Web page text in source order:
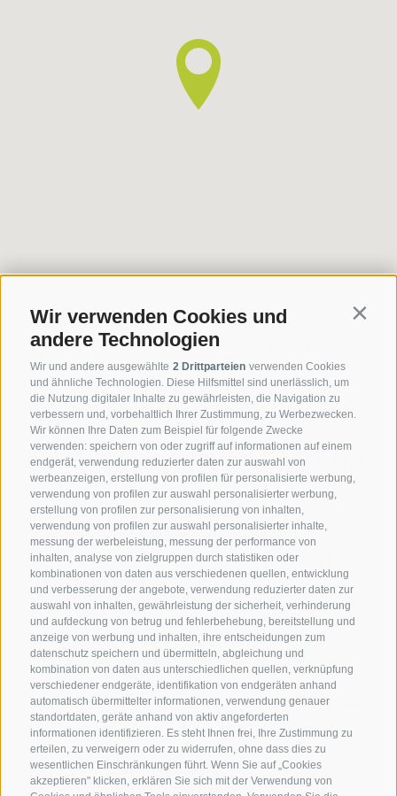
Wir verwenden Cookies und
andere Technologien
Wir und andere ausgewählte 2 Drittparteien verwenden Cookies
und ähnliche Technologien. Diese Hilfsmittel sind unerlässlich, um
die Nutzung digitaler Inhalte zu gewährleisten, die Navigation zu
verbessern und, vorbehaltlich Ihrer Zustimmung, zu Werbezwecken.
Wir können Ihre Daten zum Beispiel für folgende Zwecke
verwenden: speichern von oder zugriff auf informationen auf einem
endgerät, verwendung reduzierter daten zur auswahl von
werbeanzeigen, erstellung von profilen für personalisierte werbung,
verwendung von profilen zur auswahl personalisierter werbung,
erstellung von profilen zur personalisierung von inhalten,
verwendung von profilen zur auswahl personalisierter inhalte,
messung der werbeleistung, messung der performance von
inhalten, analyse von zielgruppen durch statistiken oder
kombinationen von daten aus verschiedenen quellen, entwicklung
und verbesserung der angebote, verwendung reduzierter daten zur
auswahl von inhalten, gewährleistung der sicherheit, verhinderung
und aufdeckung von betrug und fehlerbehebung, bereitstellung und
anzeige von werbung und inhalten, ihre entscheidungen zum
datenschutz speichern und übermitteln, abgleichung und
kombination von daten aus unterschiedlichen quellen, verknüpfung
verschiedener endgeräte, identifikation von endgeräten anhand
automatisch übermittelter informationen, verwendung genauer
standortdaten, geräte anhand von aktiv angeforderten
informationen identifizieren. Es steht Ihnen frei, Ihre Zustimmung zu
erteilen, zu verweigern oder zu widerrufen, ohne dass dies zu
wesentlichen Einschränkungen führt. Wenn Sie auf „Cookies
akzeptieren" klicken, erklären Sie sich mit der Verwendung von
Sterzing
Bahnhofstraße 8
I-39049 Sterzing
T +39 0472 761300
Peter-Mayr-Str. 10
I-39042 Brixen
T +39 0472 975460
Bozen/Eppan
Frangart, Pillhof 17 A
I-39057 Eppan
T +39 0471 973966
Kaltern
Bahnhofstrasse 10 -
Forumcenter
I-39052 Kaltern
T +39 0471 963222